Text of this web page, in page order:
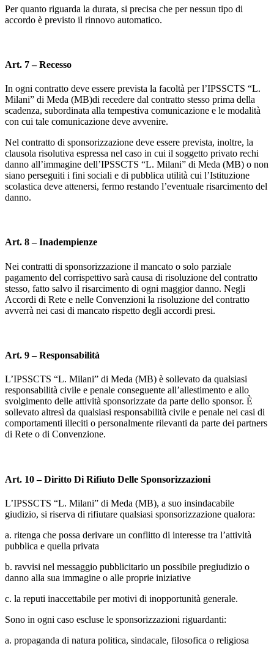
Per quanto riguarda la durata, si precisa che per nessun tipo di
accordo è previsto il rinnovo automatico.
Art. 7 – Recesso
In ogni contratto deve essere prevista la facoltà per l’IPSSCTS “L.
Milani” di Meda (MB)di recedere dal contratto stesso prima della
scadenza, subordinata alla tempestiva comunicazione e le modalità
con cui tale comunicazione deve avvenire.
Nel contratto di sponsorizzazione deve essere prevista, inoltre, la
clausola risolutiva espressa nel caso in cui il soggetto privato rechi
danno all’immagine dell’IPSSCTS “L. Milani” di Meda (MB) o non
siano perseguiti i fini sociali e di pubblica utilità cui l’Istituzione
scolastica deve attenersi, fermo restando l’eventuale risarcimento del
danno.
Art. 8 – Inadempienze
Nei contratti di sponsorizzazione il mancato o solo parziale
pagamento del corrispettivo sarà causa di risoluzione del contratto
stesso, fatto salvo il risarcimento di ogni maggior danno. Negli
Accordi di Rete e nelle Convenzioni la risoluzione del contratto
avverrà nei casi di mancato rispetto degli accordi presi.
Art. 9 – Responsabilità
L’IPSSCTS “L. Milani” di Meda (MB) è sollevato da qualsiasi
responsabilità civile e penale conseguente all’allestimento e allo
svolgimento delle attività sponsorizzate da parte dello sponsor. È
sollevato altresì da qualsiasi responsabilità civile e penale nei casi di
comportamenti illeciti o personalmente rilevanti da parte dei partners
di Rete o di Convenzione.
Art. 10 – Diritto Di Rifiuto Delle Sponsorizzazioni
L’IPSSCTS “L. Milani” di Meda (MB), a suo insindacabile
giudizio, si riserva di rifiutare qualsiasi sponsorizzazione qualora:
a. ritenga che possa derivare un conflitto di interesse tra l’attività
pubblica e quella privata
b. ravvisi nel messaggio pubblicitario un possibile pregiudizio o
danno alla sua immagine o alle proprie iniziative
c. la reputi inaccettabile per motivi di inopportunità generale.
Sono in ogni caso escluse le sponsorizzazioni riguardanti:
a. propaganda di natura politica, sindacale, filosofica o religiosa